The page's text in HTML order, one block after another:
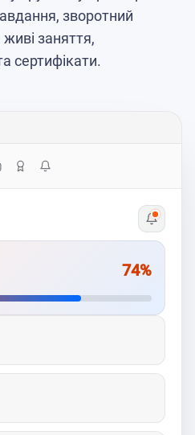
зворотний
заняття,
сертифікати.
74%